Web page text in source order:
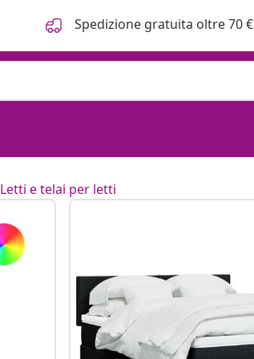
Spedizione gratuita oltre 70 €
Letti e telai per letti